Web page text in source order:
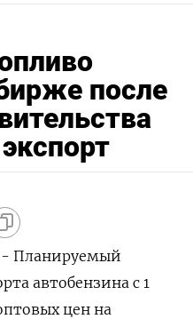
после
Планируемый
автобензина с 1
цен на